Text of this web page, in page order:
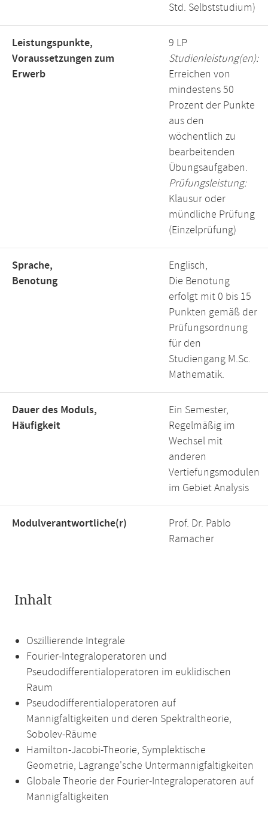
Std. Selbststudium)
Leistungspunkte,
Voraussetzungen zum
Erwerb
9 LP
Studienleistung(en):
Erreichen von
mindestens 50
Prozent der Punkte
aus den
wöchentlich zu
bearbeitenden
Übungsaufgaben.
Prüfungsleistung:
Klausur oder
mündliche Prüfung
(Einzelprüfung)
Sprache,
Benotung
Englisch,
Die Benotung
erfolgt mit 0 bis 15
Punkten gemäß der
Prüfungsordnung
für den
Studiengang M.Sc.
Mathematik.
Dauer des Moduls,
Häufigkeit
Ein Semester,
Regelmäßig im
Wechsel mit
anderen
Vertiefungsmodulen
im Gebiet Analysis
Modulverantwortliche(r)
Prof. Dr. Pablo
Ramacher
Inhalt
Oszillierende Integrale
Fourier-Integraloperatoren und
Pseudodifferentialoperatoren im euklidischen
Raum
Pseudodifferentialoperatoren auf
Mannigfaltigkeiten und deren Spektraltheorie,
Sobolev-Räume
Hamilton-Jacobi-Theorie, Symplektische
Geometrie, Lagrange'sche Untermannigfaltigkeiten
Globale Theorie der Fourier-Integraloperatoren auf
Mannigfaltigkeiten